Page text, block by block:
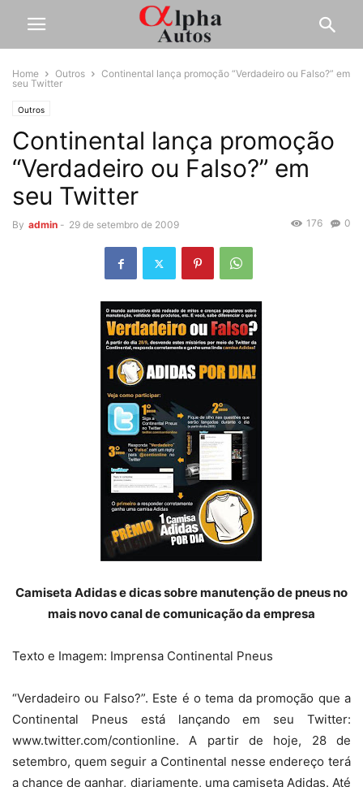
Home Outros
Continental lança promoção “Verdadeiro ou Falso?” em
seu Twitter
Outros
Continental lança promoção
“Verdadeiro ou Falso?” em
seu Twitter
By admin - 29 de setembro de 2009 0
176
Camiseta Adidas e dicas sobre manutenção de pneus no
mais novo canal de comunicação da empresa
Texto e Imagem: Imprensa Continental Pneus
“Verdadeiro ou Falso?”. Este é o tema da promoção que a
Continental Pneus está lançando em seu Twitter:
www.twitter.com/contionline. A partir de hoje, 28 de
setembro, quem seguir a Continental nesse endereço terá
a chance de ganhar, diariamente, uma camiseta Adidas. Até